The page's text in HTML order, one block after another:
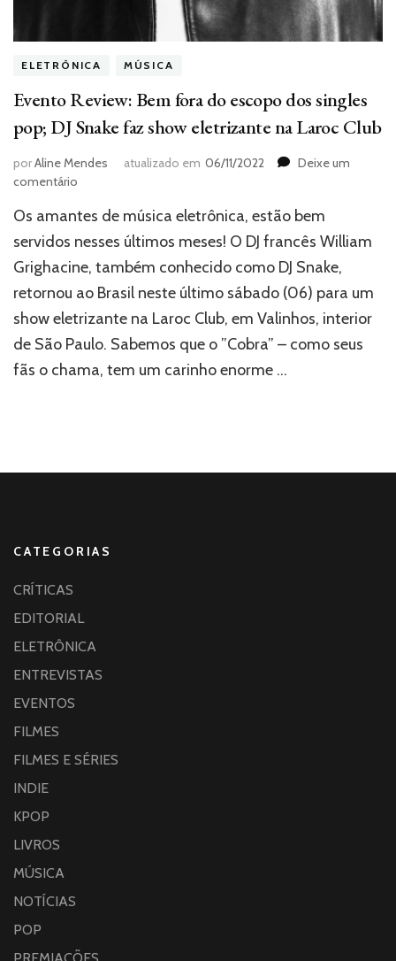
ELETRÔNICA MÚSICA
Evento Review: Bem fora do escopo dos singles
pop; DJ Snake faz show eletrizante na Laroc Club
porAline Mendes atualizado em 06/11/2022
Deixe um
comentário
Review:
Bem
do
escopo
dos
singles
pop;
DJ
Laroc
Os amantes de música eletrônica, estão bem
servidos nesses últimos meses! O DJ francês William
Grighacine, também conhecido como DJ Snake,
retornou ao Brasil neste último sábado (06) para um
show eletrizante na Laroc Club, em Valinhos, interior
de São Paulo. Sabemos que o ”Cobra” – como seus
fãs o chama, tem um carinho enorme …
CATEGORIAS
CRÍTICAS
EDITORIAL
ELETRÔNICA
ENTREVISTAS
EVENTOS
FILMES
FILMES E SÉRIES
INDIE
KPOP
LIVROS
MÚSICA
NOTÍCIAS
POP
PREMIAÇÕES